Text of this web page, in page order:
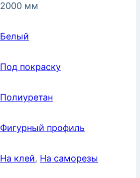
2000 мм
Белый
Под покраску
Полиуретан
Фигурный профиль
На клей, На саморезы